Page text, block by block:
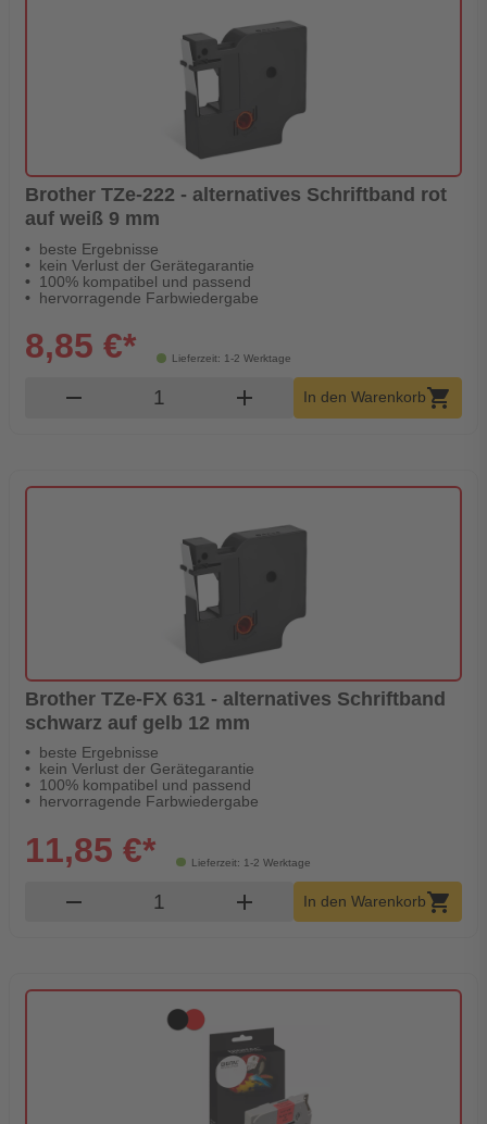
Brother TZe-222 - alternatives Schriftband rot
auf weiß 9 mm
beste Ergebnisse
kein Verlust der Gerätegarantie
100% kompatibel und passend
hervorragende Farbwiedergabe
Lieferzeit: 1-2 Werktage
8,85 €*
remove Produkt Warenkorb Menge
add In den Warenkorbshopping_cart
Brother TZe-FX 631 - alternatives Schriftband
schwarz auf gelb 12 mm
beste Ergebnisse
kein Verlust der Gerätegarantie
100% kompatibel und passend
hervorragende Farbwiedergabe
Lieferzeit: 1-2 Werktage
11,85 €*
remove Produkt Warenkorb Menge
add In den Warenkorbshopping_cart